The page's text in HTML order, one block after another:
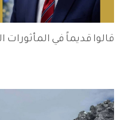
قالوا قديماً في المأثورات